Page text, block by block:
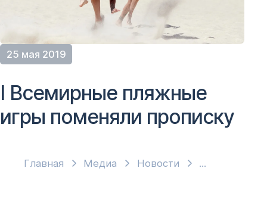
25 мая 2019
Главная Медиа Новости
I Всемирные пляжные
игры поменяли прописку